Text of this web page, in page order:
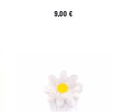
Prix
9,00 €